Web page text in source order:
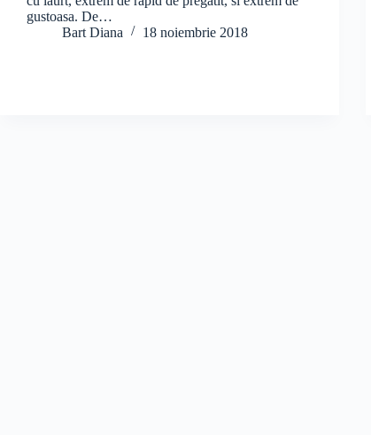
gustoasa. De…
Bart Diana
18 noiembrie 2018